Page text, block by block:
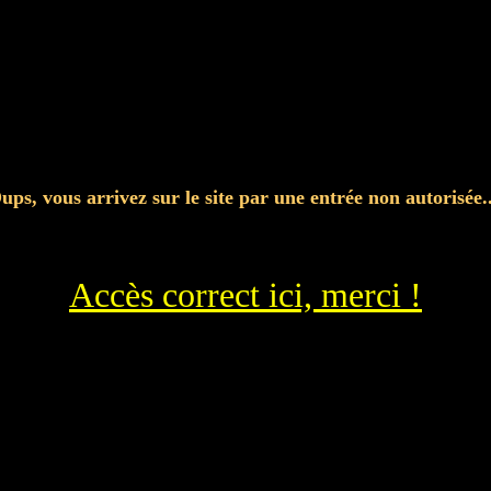
vous arrivez sur le site par une entrée non
Accès correct ici, merci !